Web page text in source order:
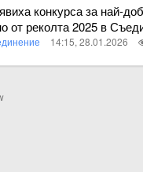
конкурса за най-
от реколта 2025 в
14:15, 28.01.2026